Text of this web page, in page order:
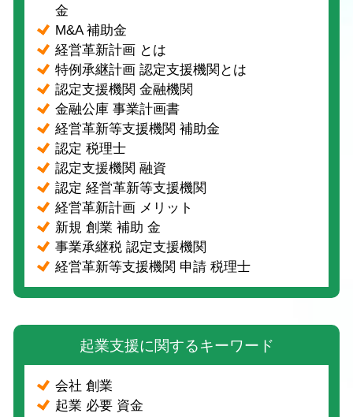
金
M&A 補助金
経営革新計画 とは
特例承継計画 認定支援機関とは
認定支援機関 金融機関
金融公庫 事業計画書
経営革新等支援機関 補助金
認定 税理士
認定支援機関 融資
認定 経営革新等支援機関
経営革新計画 メリット
新規 創業 補助 金
事業承継税 認定支援機関
経営革新等支援機関 申請 税理士
起業支援に関するキーワード
会社 創業
起業 必要 資金